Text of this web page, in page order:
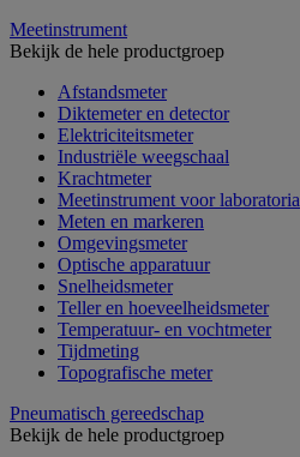
Meetinstrument
Bekijk de hele productgroep
Afstandsmeter
Diktemeter en detector
Elektriciteitsmeter
Industriële weegschaal
Krachtmeter
Meetinstrument voor laboratoria
Meten en markeren
Omgevingsmeter
Optische apparatuur
Snelheidsmeter
Teller en hoeveelheidsmeter
Temperatuur- en vochtmeter
Tijdmeting
Topografische meter
Pneumatisch gereedschap
Bekijk de hele productgroep